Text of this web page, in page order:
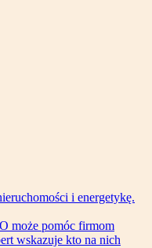
i energetykę.
może pomóc firmom
wskazuje kto na nich